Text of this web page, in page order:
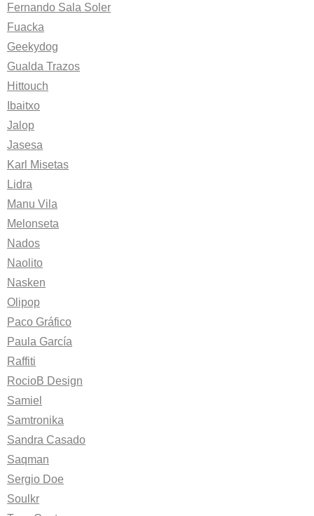
Fernando Sala Soler
Fuacka
Geekydog
Gualda Trazos
Hittouch
Ibaitxo
Jalop
Jasesa
Karl Misetas
Lidra
Manu Vila
Melonseta
Nados
Naolito
Nasken
Olipop
Paco Gráfico
Paula García
Raffiti
RocioB Design
Samiel
Samtronika
Sandra Casado
Saqman
Sergio Doe
Soulkr